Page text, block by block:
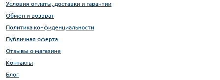
Условия оплаты, доставки и гарантии
Обмен и возврат
Политика конфиденциальности
Публичная оферта
Отзывы о магазине
Контакты
Блог